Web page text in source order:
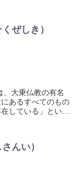
ぜしき）
、大乗仏教の有名
あるすべてのもの
している」という
んい）